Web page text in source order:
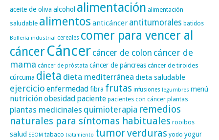
aceite de oliva alcohol alimentación alimentación
saludable alimentos anticáncer antitumorales batidos
Bollería industrial cereales comer para vencer al
cáncerCáncer cáncer de colon cáncer de
mama cáncer de próstata cáncer de páncreascáncer de tiroides
cúrcuma dieta dieta mediterránea dieta saludable
ejercicio enfermedadfibra frutas infusiones legumbres menú
nutriciónobesidad paciente pacientes con cáncer plantas
plantas medicinales quimioterapia remedios
naturales para síntomas habituales rooibos
salud SEOM tabaco tratamiento tumorverduras yodo yogur